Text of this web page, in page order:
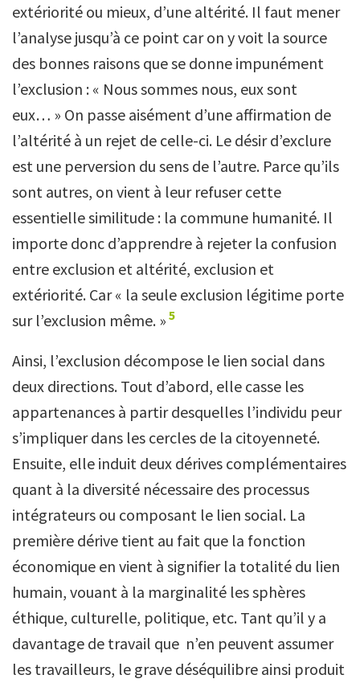
extériorité ou mieux, d’une altérité. Il faut mener
l’analyse jusqu’à ce point car on y voit la source
des bonnes raisons que se donne impunément
l’exclusion : « Nous sommes nous, eux sont
eux… » On passe aisément d’une affirmation de
l’altérité à un rejet de celle-ci. Le désir d’exclure
est une perversion du sens de l’autre. Parce qu’ils
sont autres, on vient à leur refuser cette
essentielle similitude : la commune humanité. Il
importe donc d’apprendre à rejeter la confusion
entre exclusion et altérité, exclusion et
extériorité. Car « la seule exclusion légitime porte
sur l’exclusion même. » 5
Ainsi, l’exclusion décompose le lien social dans
deux directions. Tout d’abord, elle casse les
appartenances à partir desquelles l’individu peur
s’impliquer dans les cercles de la citoyenneté.
Ensuite, elle induit deux dérives complémentaires
quant à la diversité nécessaire des processus
intégrateurs ou composant le lien social. La
première dérive tient au fait que la fonction
économique en vient à signifier la totalité du lien
humain, vouant à la marginalité les sphères
éthique, culturelle, politique, etc. Tant qu’il y a
davantage de travail que n’en peuvent assumer
les travailleurs, le grave déséquilibre ainsi produit